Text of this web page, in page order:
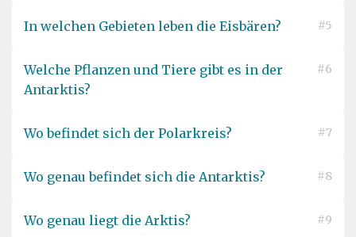
In welchen Gebieten leben die Eisbären? #5
Welche Pflanzen und Tiere gibt es in der
Antarktis?
#6
Wo befindet sich der Polarkreis? #7
Wo genau befindet sich die Antarktis? #8
Wo genau liegt die Arktis? #9